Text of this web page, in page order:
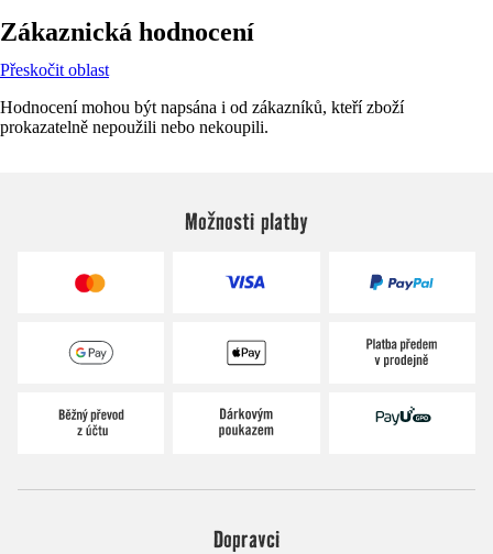
Zákaznická hodnocení
Přeskočit oblast
Hodnocení mohou být napsána i od zákazníků, kteří zboží
prokazatelně nepoužili nebo nekoupili.
Možnosti platby
Dopravci